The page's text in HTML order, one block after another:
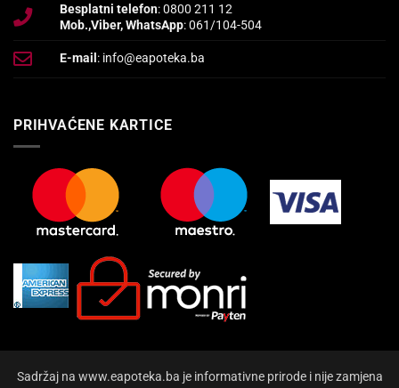
Besplatni telefon: 0800 211 12
Mob.,Viber, WhatsApp: 061/104-504
E-mail : info@eapoteka.ba
PRIHVAĆENE KARTICE
Sadržaj na www.eapoteka.ba je informativne prirode i nije zamjena